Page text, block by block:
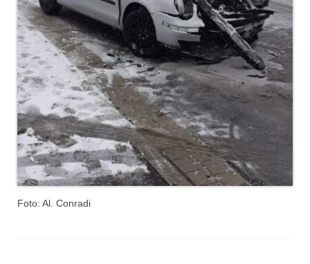
GDekonP-Zug
Dienstplan Dekon-Zug
KatS-Zug
Dienstplan KatS-Zug
10 Jahre KatS-Zug
Musikzug
Infos
Foto: Al. Conradi